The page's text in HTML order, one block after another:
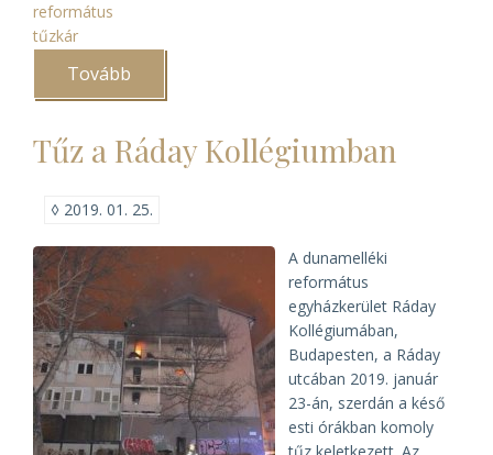
református
tűzkár
Tovább
Levéltár
a
tűz
Tűz a Ráday Kollégiumban
◊ 2019. 01. 25.
A dunamelléki
református
egyházkerület Ráday
Kollégiumában,
Budapesten, a Ráday
utcában 2019. január
23-án, szerdán a késő
esti órákban komoly